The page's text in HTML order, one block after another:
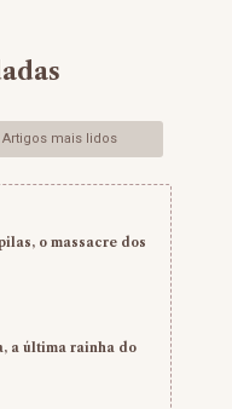
Artigos mais lidos
o massacre dos
a última rainha do